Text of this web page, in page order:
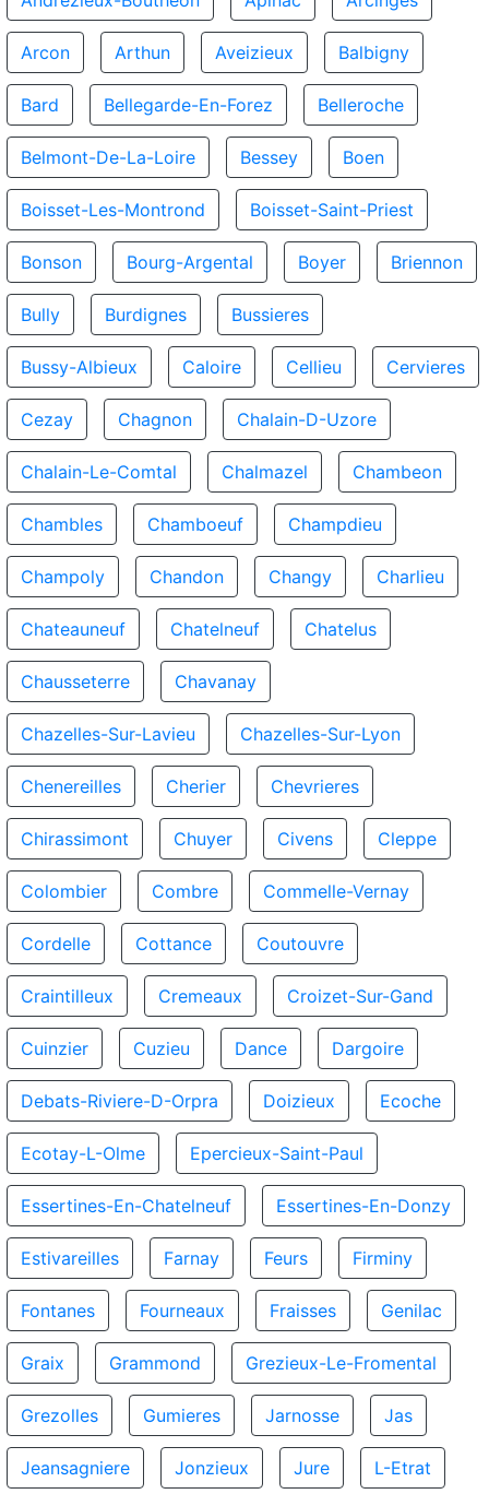
Arcon Arthun Aveizieux Balbigny
Bard Bellegarde-En-Forez Belleroche
Belmont-De-La-Loire Bessey Boen
Boisset-Les-Montrond Boisset-Saint-Priest
Bonson Bourg-Argental Boyer Briennon
Bully Burdignes Bussieres
Bussy-Albieux Caloire Cellieu Cervieres
Cezay Chagnon Chalain-D-Uzore
Chalain-Le-Comtal Chalmazel Chambeon
Chambles Chamboeuf Champdieu
Champoly Chandon Changy Charlieu
Chateauneuf Chatelneuf Chatelus
Chausseterre Chavanay
Chazelles-Sur-Lavieu Chazelles-Sur-Lyon
Chenereilles Cherier Chevrieres
Chirassimont Chuyer Civens Cleppe
Colombier Combre Commelle-Vernay
Cordelle Cottance Coutouvre
Craintilleux Cremeaux Croizet-Sur-Gand
Cuinzier Cuzieu Dance Dargoire
Debats-Riviere-D-Orpra Doizieux Ecoche
Ecotay-L-Olme Epercieux-Saint-Paul
Essertines-En-Chatelneuf Essertines-En-Donzy
Estivareilles Farnay Feurs Firminy
Fontanes Fourneaux Fraisses Genilac
Graix Grammond Grezieux-Le-Fromental
Grezolles Gumieres Jarnosse Jas
Jeansagniere Jonzieux Jure L-Etrat